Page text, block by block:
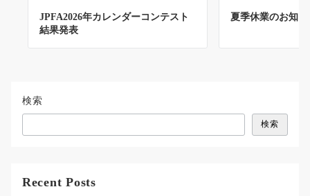
JPFA2026年カレンダーコンテスト
結果発表
夏季休業のお知ら
検索
検索
Recent Posts